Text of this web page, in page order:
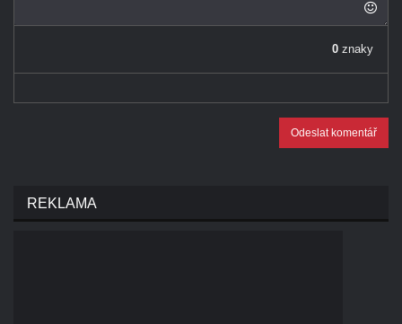
0 znaky
Odeslat komentář
REKLAMA